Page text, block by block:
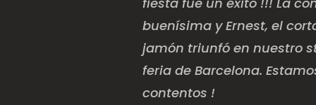
buenísima y Ernest, el
jamón triunfó en nuestro
feria de Barcelona.
contentos !